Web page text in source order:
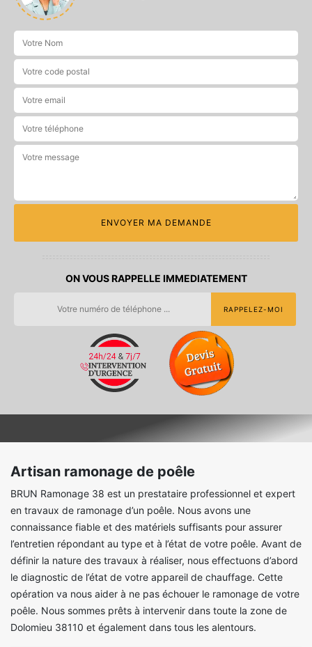
ON VOUS RAPPELLE IMMEDIATEMENT
Artisan ramonage de poêle
BRUN Ramonage 38 est un prestataire professionnel et expert
en travaux de ramonage d’un poêle. Nous avons une
connaissance fiable et des matériels suffisants pour assurer
l’entretien répondant au type et à l’état de votre poêle. Avant de
définir la nature des travaux à réaliser, nous effectuons d’abord
le diagnostic de l’état de votre appareil de chauffage. Cette
opération va nous aider à ne pas échouer le ramonage de votre
poêle. Nous sommes prêts à intervenir dans toute la zone de
Dolomieu 38110 et également dans tous les alentours.